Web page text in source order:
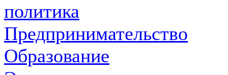
политика
Предпринимательство
Образование